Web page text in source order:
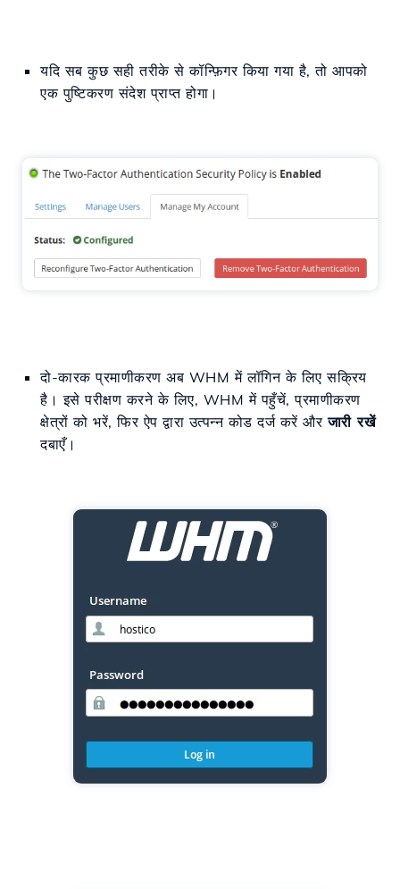
यदि सब कुछ सही तरीके से कॉन्फ़िगर किया गया है, तो आपको
एक पुष्टिकरण संदेश प्राप्त होगा।
दो-कारक प्रमाणीकरण अब WHM में लॉगिन के लिए सक्रिय
है। इसे परीक्षण करने के लिए, WHM में पहुँचें, प्रमाणीकरण
क्षेत्रों को भरें, फिर ऐप द्वारा उत्पन्न कोड दर्ज करें औरजारी रखें
दबाएँ।